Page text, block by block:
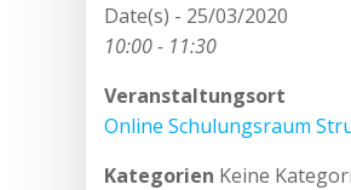
Date(s) - 25/03/2020
10:00 - 11:30
Veranstaltungsort
Online Schulungsraum
Kategorien Keine